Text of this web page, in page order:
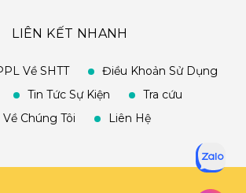
LIÊN KẾT NHANH
Về SHTT
Điều Khoản Sử Dụng
Tin Tức Sự Kiện
Tra cứu
Về Chúng Tôi
Liên Hệ